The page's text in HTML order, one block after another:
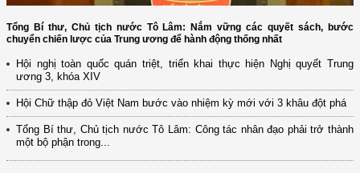
Tổng Bí thư, Chủ tịch nước Tô Lâm: Nắm vững các quyết sách, bước
chuyển chiến lược của Trung ương để hành động thống nhất
Hội nghị toàn quốc quán triệt, triển khai thực hiện Nghị quyết Trung
ương 3, khóa XIV
Hội Chữ thập đỏ Việt Nam bước vào nhiệm kỳ mới với 3 khâu đột phá
Tổng Bí thư, Chủ tịch nước Tô Lâm: Công tác nhân đạo phải trở thành
một bộ phận trong...